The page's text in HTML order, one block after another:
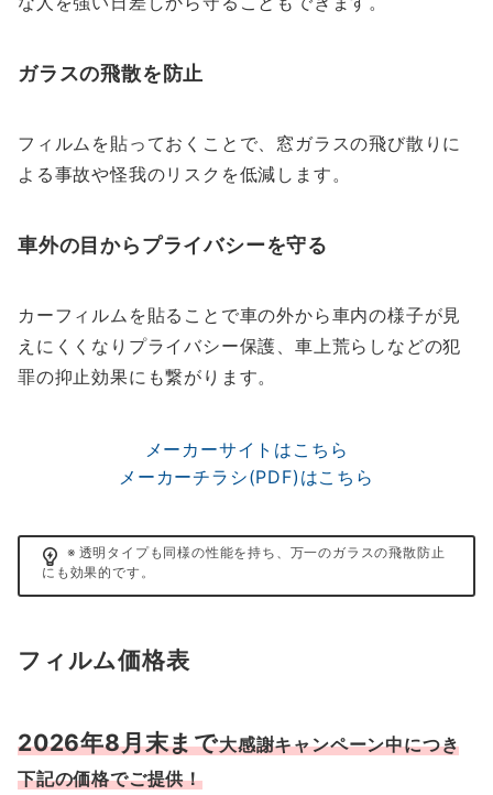
ガラスの飛散を防止
フィルムを貼っておくことで、窓ガラスの飛び散りに
よる事故や怪我のリスクを低減します。
車外の目からプライバシーを守る
カーフィルムを貼ることで車の外から車内の様子が見
えにくくなりプライバシー保護、車上荒らしなどの犯
罪の抑止効果にも繋がります。
メーカーサイトはこちら
メーカーチラシ(PDF)はこちら
透明タイプも同様の性能を持ち、万一のガラスの飛散防止
にも効果的です。
フィルム価格表
2026年8月末まで大感謝キャンペーン中につき
下記の価格でご提供！